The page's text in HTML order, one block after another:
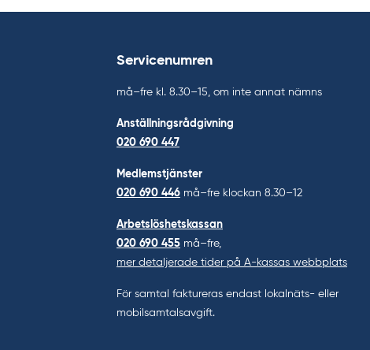
Servicenumren
må–fre kl. 8.30–15, om inte annat nämns
Anställningsrådgivning
020 690 447
Medlemstjänster
020 690 446 må–fre klockan 8.30–12
Arbetslöshetskassan
020 690 455 må–fre,
mer detaljerade tider på A-kassas webbplats
För samtal faktureras endast lokalnäts- eller
mobilsamtalsavgift.